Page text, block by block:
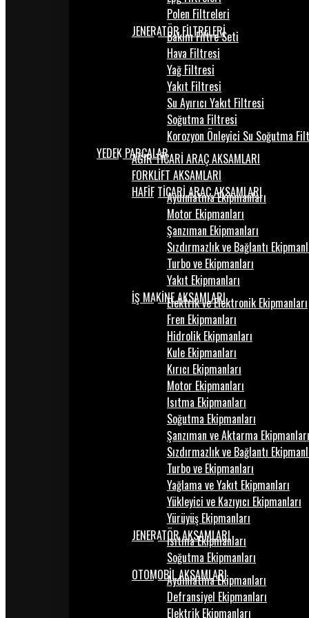
Polen Filtreleri
JENERATÖR FİLTRELERİ
Bakım Filtre Seti
Hava Filtresi
Yağ Filtresi
Yakıt Filtresi
Su Ayırıcı Yakıt Filtresi
Soğutma Filtresi
Korozyon Önleyici Su Soğutma
YEDEK PARÇALARAĞIR TİCARİ ARAÇ AKSAMLARI
FORKLİFT AKSAMLARI
HAFİF TİCARİ ARAÇ AKSAMLARI
Aydınlatma Ekipmanları
Motor Ekipmanları
Şanzıman Ekipmanları
Sızdırmazlık ve Bağlantı
Turbo ve Ekipmanları
Yakıt Ekipmanları
İŞ MAKİNE AKSAMLARI
Elektrik ve Elektronik Ekipmanları
Fren Ekipmanları
Hidrolik Ekipmanları
Kule Ekipmanları
Kırıcı Ekipmanları
Motor Ekipmanları
Isıtma Ekipmanları
Soğutma Ekipmanları
Şanzıman ve Aktarma Ekipmanları
Sızdırmazlık ve Bağlantı
Turbo ve Ekipmanları
Yağlama ve Yakıt Ekipmanları
Yükleyici ve Kazıyıcı Ekipmanları
Yürüyüş Ekipmanları
JENERATÖR AKSAMLARI
Isıtma Ekipmanları
Soğutma Ekipmanları
OTOMOBİL AKSAMLARI
Aydınlatma Ekipmanları
Defransiyel Ekipmanları
Elektrik Ekipmanları